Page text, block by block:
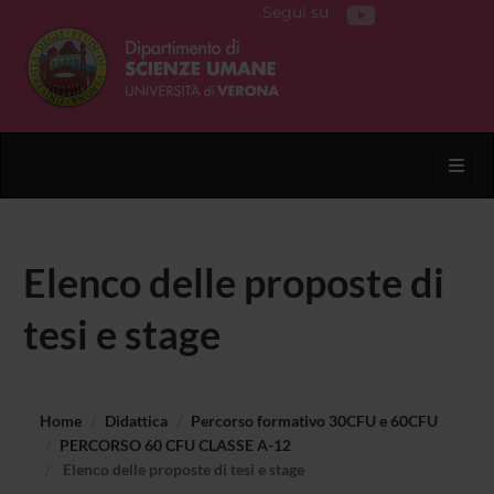
Segui su
Elenco delle proposte di
tesi e stage
Home Didattica
Percorso formativo 30CFU e 60CFU
PERCORSO 60 CFU CLASSE A-12
Elenco delle proposte di tesi e stage